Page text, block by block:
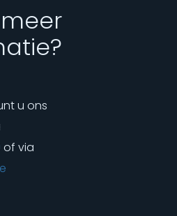
u ons
of via